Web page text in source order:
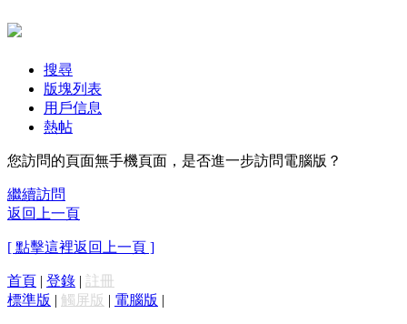
搜尋
版塊列表
用戶信息
熱帖
您訪問的頁面無手機頁面，是否進一步訪問電腦版？
繼續訪問
返回上一頁
[ 點擊這裡返回上一頁 ]
首頁 | 登錄 | 註冊
標準版 | 觸屏版 | 電腦版 |